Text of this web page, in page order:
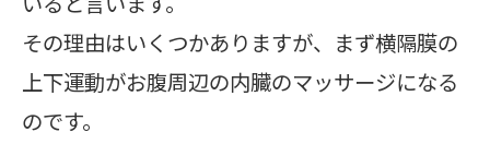
その理由はいくつかありますが、まず横隔膜の
上下運動がお腹周辺の内臓のマッサージになる
のです。